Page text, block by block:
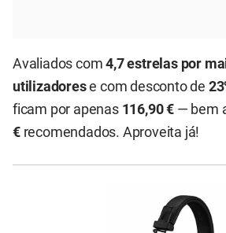
Avaliados com4,7 estrelas por
utilizadorese com desconto de
ficam por apenas 116,90 € — bem
€recomendados. Aproveita já!